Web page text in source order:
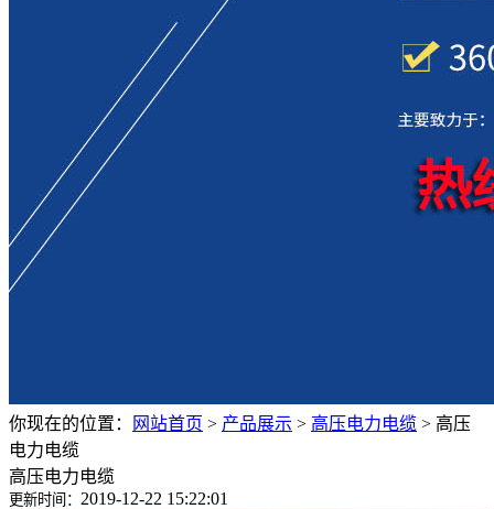
你现在的位置： 网站首页 > 产品展示 > 高压电力电缆 > 高压
电力电缆
高压电力电缆
更新时间： 2019-12-22 15:22:01